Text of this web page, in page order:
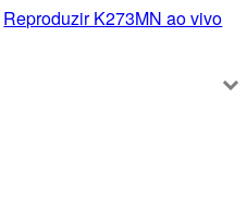
Reproduzir K273MN ao vivo